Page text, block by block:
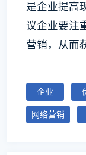
是企业提高
议企业要注
营销，从而
企业
网络营销